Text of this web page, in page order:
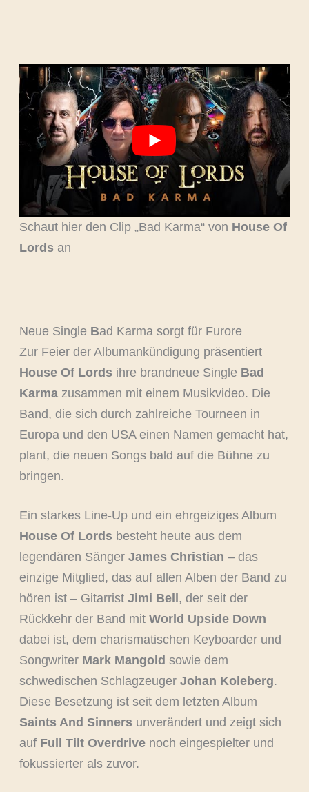
Schaut hier den Clip „Bad Karma“ von House Of
Lords an
Neue Single Bad Karma sorgt für Furore
Zur Feier der Albumankündigung präsentiert
House Of Lords ihre brandneue Single Bad
Karmazusammen mit einem Musikvideo. Die
Band, die sich durch zahlreiche Tourneen in
Europa und den USA einen Namen gemacht hat,
plant, die neuen Songs bald auf die Bühne zu
bringen.
Ein starkes Line-Up und ein ehrgeiziges Album
House Of Lords besteht heute aus dem
legendären Sänger James Christian – das
einzige Mitglied, das auf allen Alben der Band zu
hören ist – Gitarrist Jimi Bell , der seit der
Rückkehr der Band mit World Upside Down
dabei ist, dem charismatischen Keyboarder und
Songwriter Mark Mangold sowie dem
schwedischen Schlagzeuger Johan Koleberg.
Diese Besetzung ist seit dem letzten Album
Saints And Sinners unverändert und zeigt sich
auf Full Tilt Overdrivenoch eingespielter und
fokussierter als zuvor.